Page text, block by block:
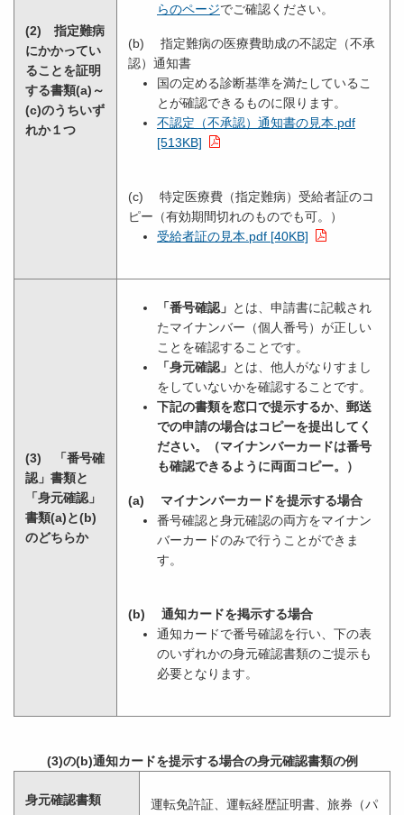
(2) 指定難病
にかかってい
ることを証明
する書類(a)～
(c)のうちいず
れか１つ
らのページでご確認ください。
(b) 指定難病の医療費助成の不認定（不承
認）通知書
国の定める診断基準を満たしているこ
とが確認できるものに限ります。
不認定（不承認）通知書の見本.pdf
[513KB]
(c) 特定医療費（指定難病）受給者証のコ
ピー（有効期間切れのものでも可。）
受給者証の見本.pdf [40KB]
(3) 「番号確
認」書類と
「身元確認」
書類(a)と(b)
のどちらか
「番号確認」 とは、申請書に記載され
たマイナンバー（個人番号）が正しい
ことを確認することです。
「身元確認」 とは、他人がなりすまし
をしていないかを確認することです。
下記の書類を窓口で提示するか、郵送
での申請の場合はコピーを提出してく
ださい。（マイナンバーカードは番号
も確認できるように両面コピー。）
(a) マイナンバーカードを提示する場合
番号確認と身元確認の両方をマイナン
バーカードのみで行うことができま
す。
(b) 通知カードを掲示する場合
通知カードで番号確認を行い、下の表
のいずれかの身元確認書類のご提示も
必要となります。
(3)の(b)通知カードを提示する場合の身元確認書類の例
身元確認書類
運転免許証、運転経歴証明書、旅券（パ